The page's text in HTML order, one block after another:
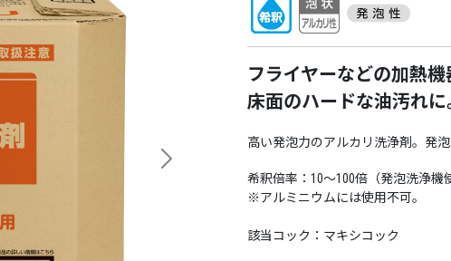
Next
フライヤーなどの加熱
床面のハードな油汚れに
高い発泡力のアルカリ洗浄剤。発
希釈倍率：10～100倍（発泡洗浄機
※アルミニウムには使用不可。
該当コック：マキシコック